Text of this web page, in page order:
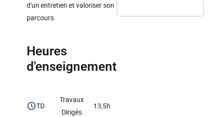
d'un entretien et valoriser son
parcours.
Heures
d'enseignement
TD
Travaux
Dirigés
13,5h